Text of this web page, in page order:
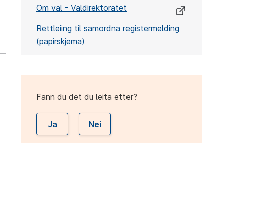
Om val - Valdirektoratet
Rettleiing til samordna registermelding
(papirskjema)
Fann du det du leita etter?
Ja Nei